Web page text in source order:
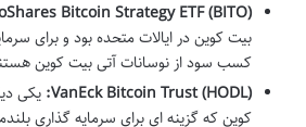
Bitcoin Strategy ETF (BITO):
بیت کوین در ایالات متحده بود و برای
کسب سود از نوسانات آتی بیت کوین
VanEck Bitcoin Trust (HODL):
کوین که گزینه ای برای سرمایه گذاری